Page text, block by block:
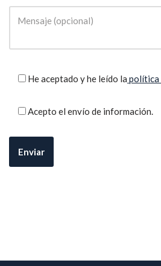
He aceptado y he leído la política
Acepto el envío de información.